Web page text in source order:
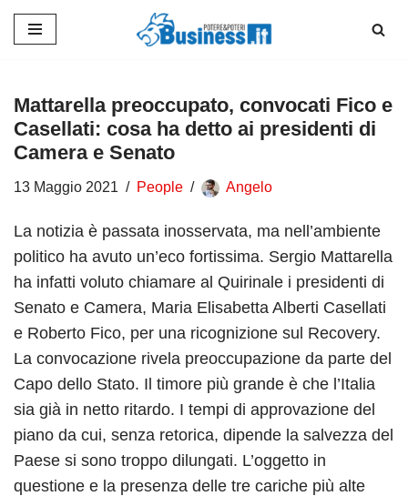
contenuto
Mattarella preoccupato, convocati Fico e
Casellati: cosa ha detto ai presidenti di
Camera e Senato
13 Maggio 2021 People Angelo
La notizia è passata inosservata, ma nell’ambiente
politico ha avuto un’eco fortissima. Sergio Mattarella
ha infatti voluto chiamare al Quirinale i presidenti di
Senato e Camera, Maria Elisabetta Alberti Casellati
e Roberto Fico, per una ricognizione sul Recovery.
La convocazione rivela preoccupazione da parte del
Capo dello Stato. Il timore più grande è che l’Italia
sia già in netto ritardo. I tempi di approvazione del
piano da cui, senza retorica, dipende la salvezza del
Paese si sono troppo dilungati. L’oggetto in
questione e la presenza delle tre cariche più alte